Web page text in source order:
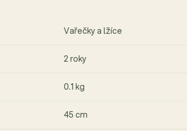
Vařečky a lžíce
2 roky
0.1 kg
45 cm